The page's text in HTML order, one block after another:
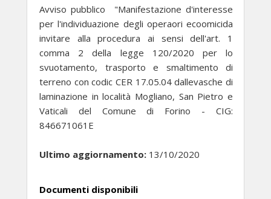
Avviso pubblico "Manifestazione d'interesse
per l'individuazione degli operaori ecoomicida
invitare alla procedura ai sensi dell'art. 1
comma 2 della legge 120/2020 per lo
svuotamento, trasporto e smaltimento di
terreno con codic CER 17.05.04 dallevasche di
laminazione in località Mogliano, San Pietro e
Vaticali del Comune di Forino - CIG:
846671061E
Ultimo aggiornamento: 13/10/2020
Documenti disponibili